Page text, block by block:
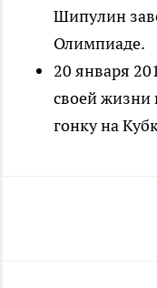
Шипулин
Олимпиаде.
20 января
своей жизни
гонку на